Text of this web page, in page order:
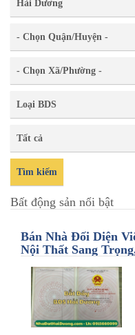
Hải Dương
- Chọn Quận/Huyện -
- Chọn Xã/Phường -
Loại BDS
Tất cả
Tìm kiếm
Bất động sản nổi bật
Bán Nhà Đối Diện
Nội Thất Sang